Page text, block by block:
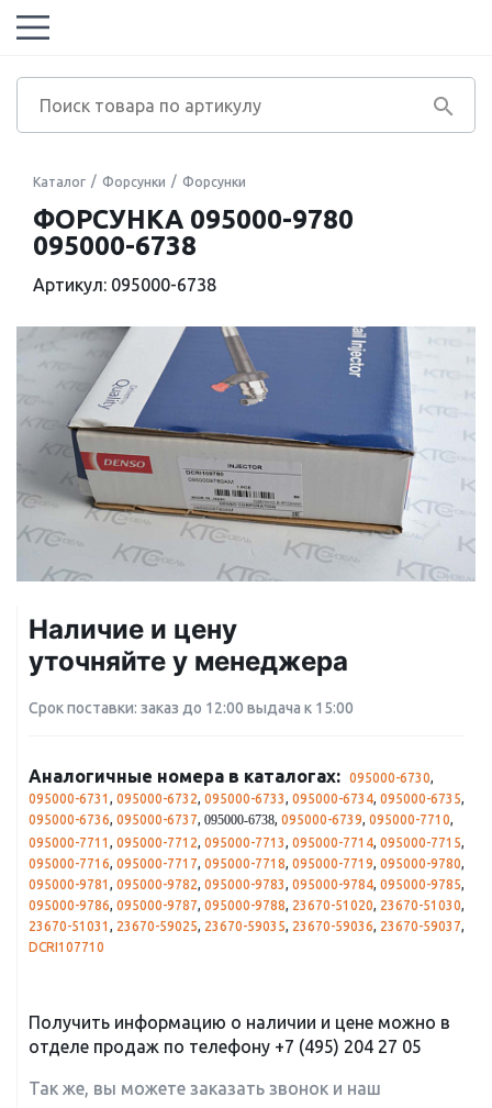
Каталог Форсунки Форсунки
ФОРСУНКА 095000-9780
095000-6738
Артикул: 095000-6738
Наличие и цену
уточняйте у менеджера
Срок поставки: заказ до 12:00 выдача к 15:00
Аналогичные номера в каталогах: 095000-6730,
095000-6731 , 095000-6732, 095000-6733, 095000-6734, 095000-6735,
095000-6736, 095000-6737, 095000-6738, 095000-6739, 095000-7710,
095000-7711 , 095000-7712, 095000-7713, 095000-7714, 095000-7715,
095000-7716, 095000-7717, 095000-7718, 095000-7719, 095000-9780,
095000-9781 , 095000-9782, 095000-9783, 095000-9784, 095000-9785,
095000-9786, 095000-9787, 095000-9788, 23670-51020, 23670-51030,
23670-51031 , 23670-59025, 23670-59035, 23670-59036, 23670-59037,
DCRI107710
Получить информацию о наличии и цене можно в
отделе продаж по телефону +7 (495) 204 27 05
Так же, вы можете заказать звонок и наш